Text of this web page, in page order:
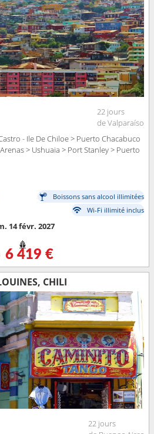
22 jours
de Valparaíso
- Ile De Chiloe > Puerto Chacabuco
> Ushuaia > Port Stanley > Puerto
Boissons sans alcool illimitées
Wi-Fi illimité inclus
14 févr. 2027
6 419 €
CHILI
22 jours